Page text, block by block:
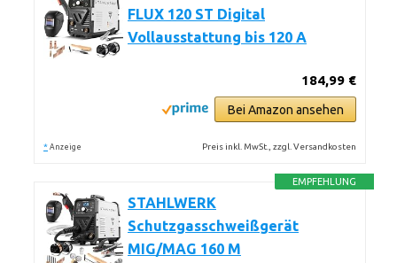
FLUX 120 ST Digital
Vollausstattung bis 120 A
184,99 €
Bei Amazon ansehen
* Anzeige Preis inkl. MwSt., zzgl. Versandkosten
EMPFEHLUNG
STAHLWERK
Schutzgasschweißgerät
MIG/MAG 160 M